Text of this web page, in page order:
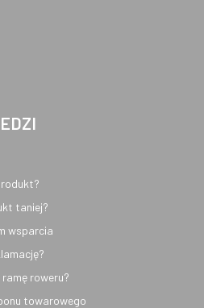
taniej?
wsparcia
roweru?
towarowego